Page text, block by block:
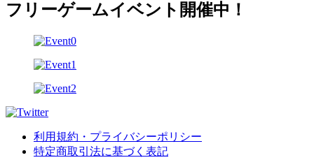
フリーゲームイベント開催中！
利用規約・プライバシーポリシー
特定商取引法に基づく表記